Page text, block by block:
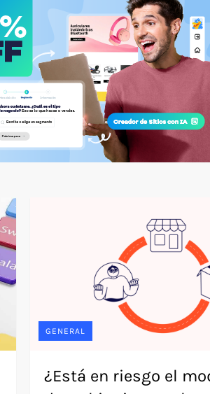
GENERAL
¿Está en riesgo el